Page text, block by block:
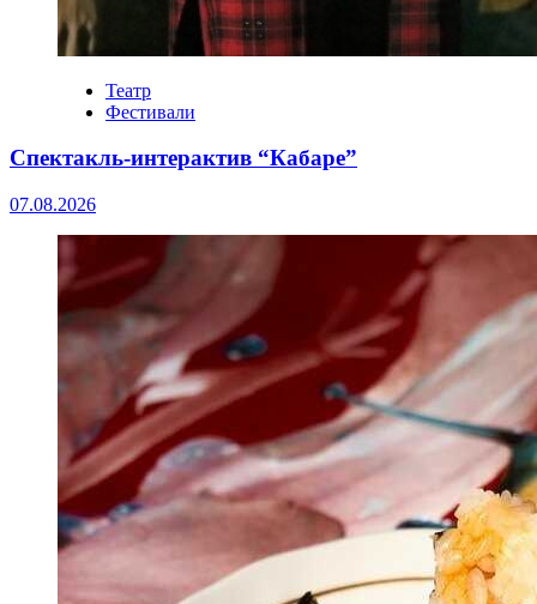
Театр
Фестивали
Спектакль-интерактив “Кабаре”
07.08.2026